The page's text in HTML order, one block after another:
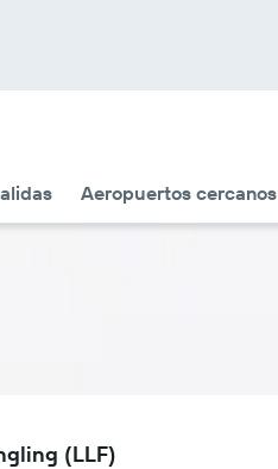
Aeropuertos cercanos
(LLF)